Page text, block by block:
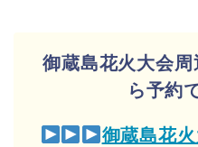
御蔵島花火大会周
ら予約
御蔵島花